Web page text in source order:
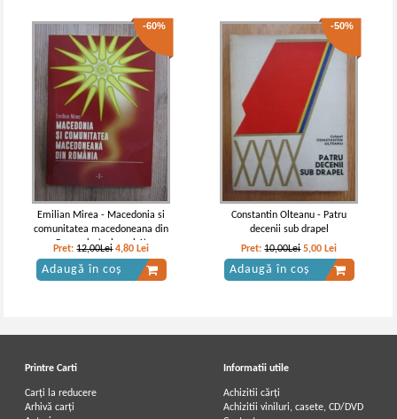
-60%
Emilian Mirea - Macedonia si
comunitatea macedoneana din
Romania (volumul 1)
Pret:12,00Lei 4,80 Lei
Adaugă în coș
-50%
Constantin Olteanu - Patru
decenii sub drapel
Pret:10,00Lei 5,00 Lei
Adaugă în coș
Printre Carti
Carți la reducere
Arhivă carți
Informatii utile
Achizitii cărți
Achizitii viniluri, casete, CD/DVD